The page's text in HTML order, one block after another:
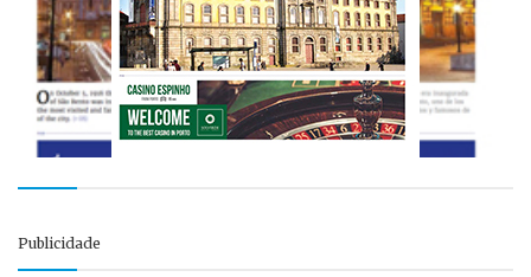
Publicidade